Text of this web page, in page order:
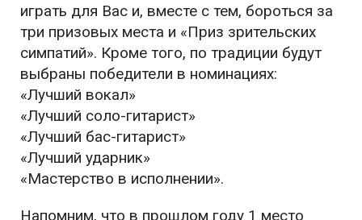
играть для Вас и, вместе с тем, бороться за
три призовых места и «Приз зрительских
симпатий». Кроме того, по традиции будут
выбраны победители в номинациях:
«Лучший вокал»
«Лучший соло-гитарист»
«Лучший бас-гитарист»
«Лучший ударник»
«Мастерство в исполнении».
Напомним, что в прошлом году 1 место